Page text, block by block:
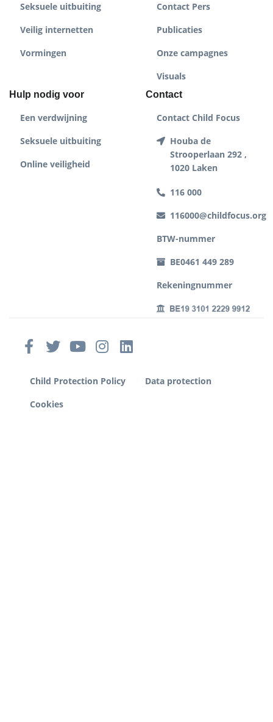
Seksuele uitbuiting
Veilig internetten
Vormingen
Contact Pers
Publicaties
Onze campagnes
Visuals
Hulp nodig voor
Een verdwijning
Seksuele uitbuiting
Online veiligheid
Contact
Contact Child Focus
Houba de
Strooperlaan 292 ,
1020 Laken
116 000
116000@childfocus.org
BTW-nummer
BE0461 449 289
Rekeningnummer
Child Protection Policy
Data protection
Cookies